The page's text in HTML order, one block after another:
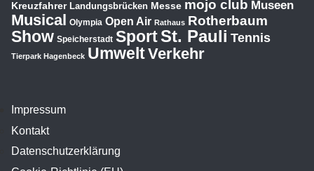
Impressum
Kontakt
Datenschutzerklärung
Kreuzfahrer Landungsbrücken Messe mojo club Museen
Musical Olympia Open Air Rathaus Rotherbaum
Show Speicherstadt SportSt. Pauli Tennis
Tierpark Hagenbeck UmweltVerkehr